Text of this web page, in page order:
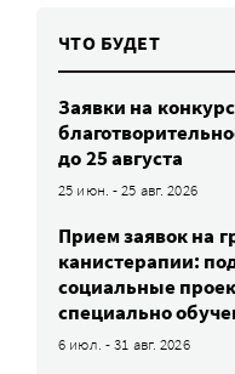
ЧТО БУДЕТ
Заявки на
до 25 августа
25 июн. - 25 авг. 2026
Прием заявок на
канистерапии:
социальные
специально
6 июл. - 31 авг. 2026